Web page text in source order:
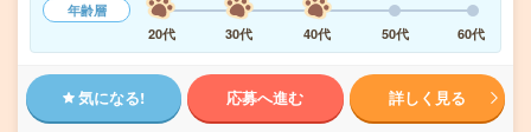
年齢層
20代
30代 40代 50代 60代
気になる! 応募へ進む 詳しく見る